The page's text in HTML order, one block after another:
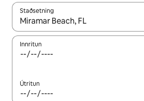
Staðsetning
Þegar niðurstöður liggja fyrir skaltu
Innritun
Útritun